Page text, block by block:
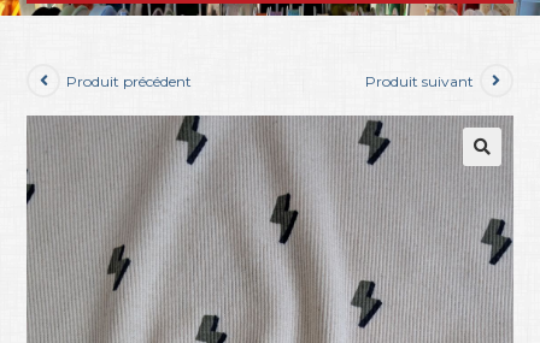
Produit précédent Produit suivant